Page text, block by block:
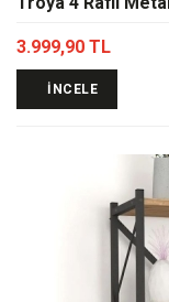
3.999,90 TL
İNCELE